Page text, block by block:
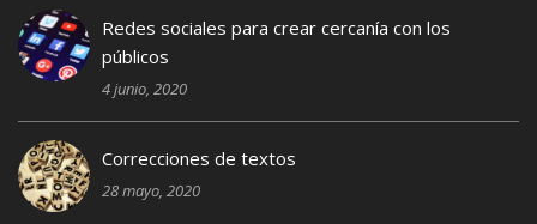
Redes sociales para crear cercanía con los
públicos
4 junio, 2020
Correcciones de textos
28 mayo, 2020